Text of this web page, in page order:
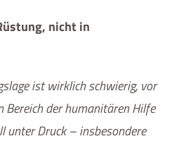
nicht in
ist wirklich schwierig, vor
Bereich der humanitären Hilfe
unter Druck – insbesondere